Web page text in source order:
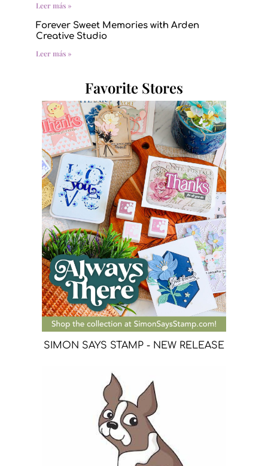
Leer más »
Forever Sweet Memories with Arden
Creative Studio
Leer más »
Favorite Stores
SIMON SAYS STAMP - NEW RELEASE